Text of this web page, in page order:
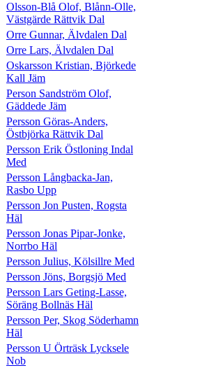
Olsson-Blå Olof, Blånn-Olle,
Västgärde Rättvik Dal
Orre Gunnar, Älvdalen Dal
Orre Lars, Älvdalen Dal
Oskarsson Kristian, Björkede
Kall Jäm
Person Sandström Olof,
Gäddede Jäm
Persson Göras-Anders,
Östbjörka Rättvik Dal
Persson Erik Östloning Indal
Med
Persson Långbacka-Jan,
Rasbo Upp
Persson Jon Pusten, Rogsta
Häl
Persson Jonas Pipar-Jonke,
Norrbo Häl
Persson Julius, Kölsillre Med
Persson Jöns, Borgsjö Med
Persson Lars Geting-Lasse,
Söräng Bollnäs Häl
Persson Per, Skog Söderhamn
Häl
Persson U Örträsk Lycksele
Nob